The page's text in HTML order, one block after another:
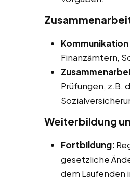
Finanzämtern,
Prüfungen, z.B.
Weiterbildung
Fortbildung:
gesetzliche
dem Laufenden